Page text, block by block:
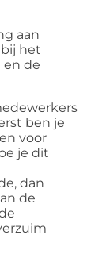
aan
het
de
ben je
voor
je dit
dan
de